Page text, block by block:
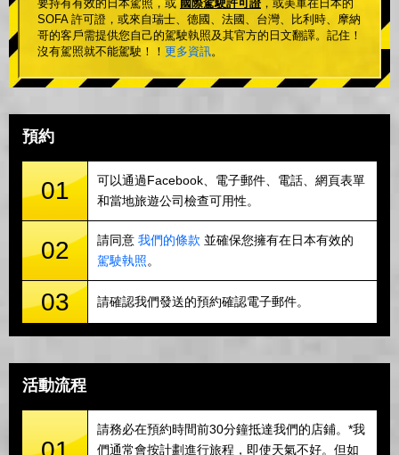
要持有有效的日本駕照，或 國際駕駛許可證 ，或美軍在日本的
SOFA 許可證，或來自瑞士、德國、法國、台灣、比利時、摩納
哥的客戶需提供您自己的駕駛執照及其官方的日文翻譯。記住！
沒有駕照就不能駕駛！！ 更多資訊。
預約
01
可以通過Facebook、電子郵件、電話、網頁表單
和當地旅遊公司檢查可用性。
02 請同意 我們的條款 並確保您擁有在日本有效的
駕駛執照。
03 請確認我們發送的預約確認電子郵件。
活動流程
請務必在預約時間前30分鐘抵達我們的店鋪。*我
們通常會按計劃進行旅程，即使天氣不好。但如